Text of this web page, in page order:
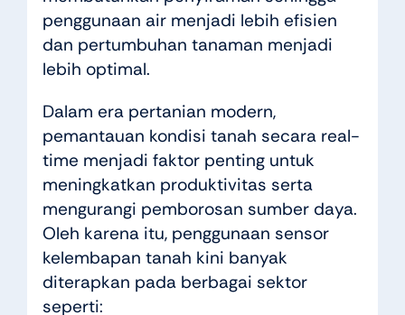
penggunaan air menjadi lebih efisien
dan pertumbuhan tanaman menjadi
lebih optimal.
Dalam era pertanian modern,
pemantauan kondisi tanah secara real-
time menjadi faktor penting untuk
meningkatkan produktivitas serta
mengurangi pemborosan sumber daya.
Oleh karena itu, penggunaan sensor
kelembapan tanah kini banyak
diterapkan pada berbagai sektor
seperti: